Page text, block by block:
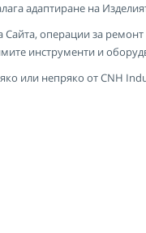
адаптиране на
операции за
инструменти и
или непряко от CNH